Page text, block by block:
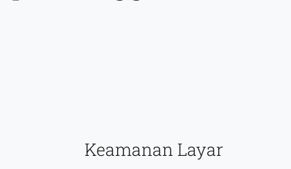
Keamanan Layar